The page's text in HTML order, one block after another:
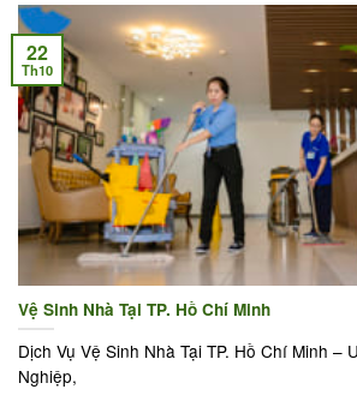
Vệ Sinh Nhà Tại TP. Hồ Chí Minh
Dịch Vụ Vệ Sinh Nhà Tại TP. Hồ Chí Minh –
Nghiệp,
22
Th10